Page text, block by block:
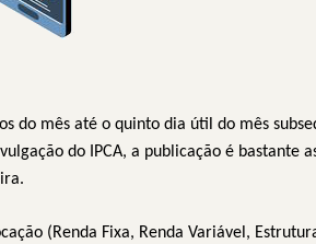
do mês até o quinto dia útil do mês
do IPCA, a publicação é bastante
(Renda Fixa, Renda Variável,